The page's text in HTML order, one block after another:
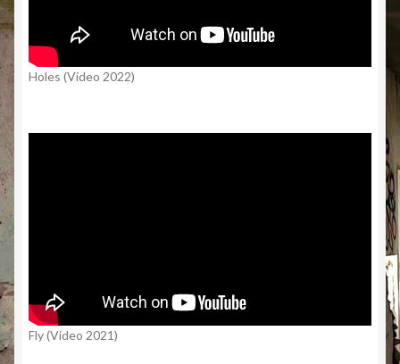
Holes (Video 2022)
Fly (Video 2021)